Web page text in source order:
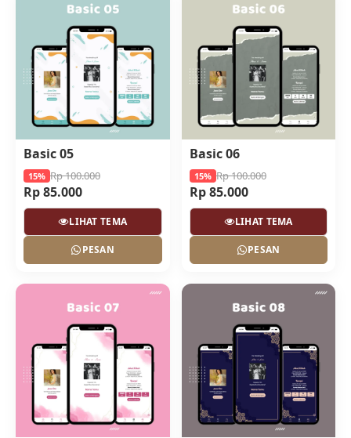
Basic 05
15% Rp 100.000
Rp 85.000
LIHAT TEMA
PESAN
Basic 06
15% Rp 100.000
Rp 85.000
LIHAT TEMA
PESAN